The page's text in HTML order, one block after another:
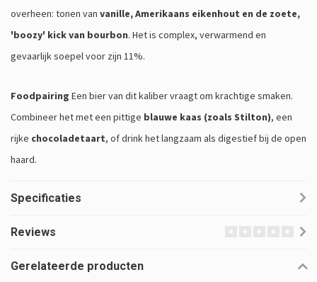
overheen: tonen van vanille, Amerikaans eikenhout en de zoete,
'boozy' kick van bourbon. Het is complex, verwarmend en
gevaarlijk soepel voor zijn 11%.
Foodpairing Een bier van dit kaliber vraagt om krachtige smaken.
Combineer het met een pittige blauwe kaas (zoals Stilton), een
rijke chocoladetaart, of drink het langzaam als digestief bij de open
haard.
Specificaties
Reviews
Gerelateerde producten